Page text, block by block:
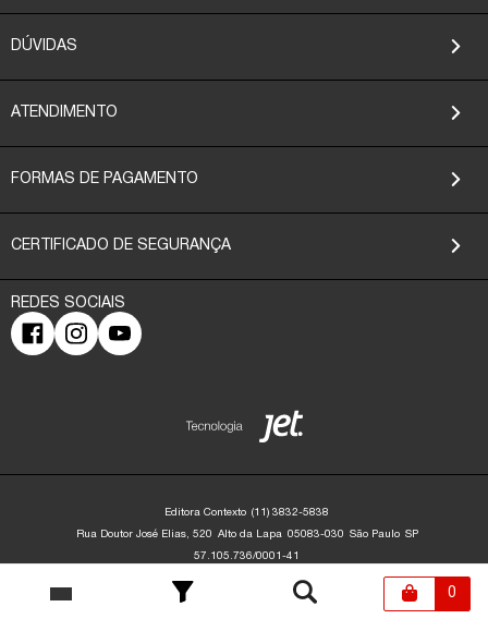
0
DÚVIDAS
ATENDIMENTO
FORMAS DE PAGAMENTO
CERTIFICADO DE SEGURANÇA
Editora Contexto (11) 3832-5838
Rua Doutor José Elias, 520 Alto da Lapa 05083-030 São Paulo SP
57.105.736/0001-41
Lapa - São Paulo/SP - 05083-030 | contato@editoracontexto.com.br | +55 11